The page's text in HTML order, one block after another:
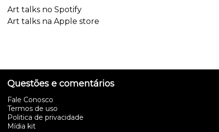
Art talks no Spotify
Art talks na Apple store
Questões e comentários
Fale Conosco
Termos de uso
Politica de privacidade
Mídia kit